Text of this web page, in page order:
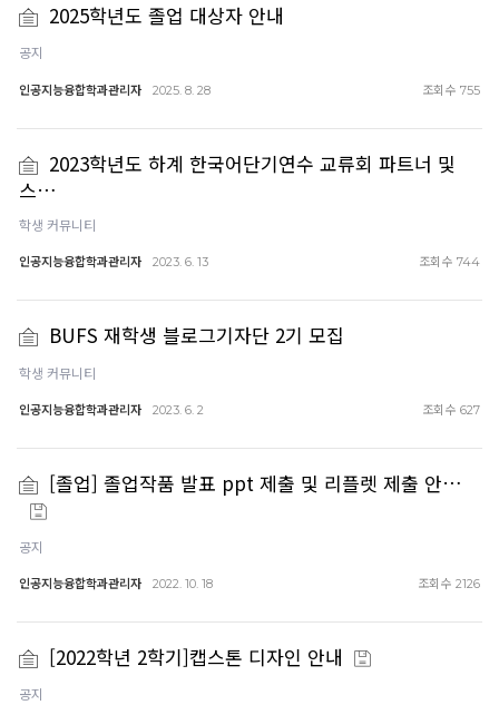
2025학년도 졸업 대상자 안내
공지
인공지능융합학과관리자 2025. 8. 28 조회수 755
2023학년도 하계 한국어단기연수 교류회 파트너 및
스…
학생 커뮤니티
인공지능융합학과관리자 2023. 6. 13 조회수 744
BUFS 재학생 블로그기자단 2기 모집
학생 커뮤니티
인공지능융합학과관리자 2023. 6. 2 조회수 627
[졸업] 졸업작품 발표 ppt 제출 및 리플렛 제출 안…
공지
인공지능융합학과관리자 2022. 10. 18 조회수 2126
[2022학년 2학기]캡스톤 디자인 안내
공지